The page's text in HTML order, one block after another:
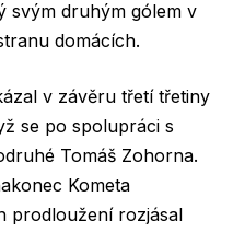
svým druhým gólem v
domácích.
v závěru třetí třetiny
se po spolupráci s
Tomáš Zohorna.
Kometa
prodloužení rozjásal